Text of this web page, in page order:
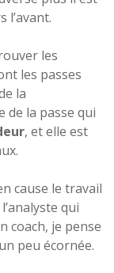
l’avant.
les
les passes
la
de la passe qui
, et elle est
cause le travail
qui
coach, je pense
peu écornée.